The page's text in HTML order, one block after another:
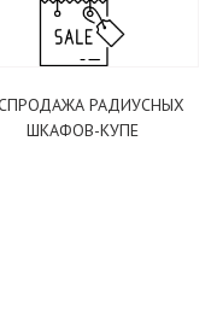
ПОДАРОК
РАДИУСНЫХ
ШКАФОВ-КУПЕ